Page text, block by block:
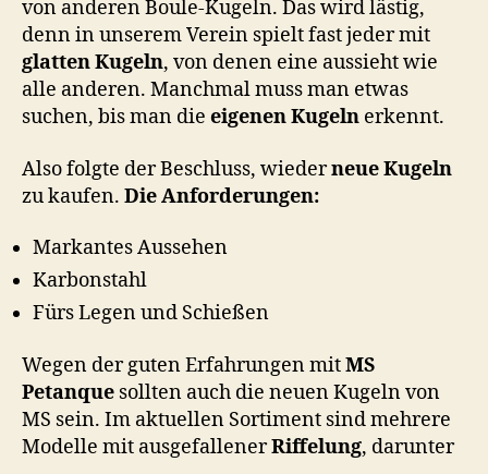
von anderen Boule-Kugeln. Das wird lästig,
denn in unserem Verein spielt fast jeder mit
glatten Kugeln, von denen eine aussieht wie
alle anderen. Manchmal muss man etwas
suchen, bis man die eigenen Kugeln erkennt.
Also folgte der Beschluss, wiederneue Kugeln
zu kaufen. Die Anforderungen:
Markantes Aussehen
Karbonstahl
Fürs Legen und Schießen
Wegen der guten Erfahrungen mitMS
Petanque sollten auch die neuen Kugeln von
MS sein. Im aktuellen Sortiment sind mehrere
Modelle mit ausgefallenerRiffelung, darunter